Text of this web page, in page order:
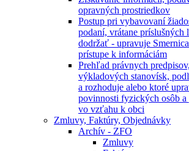
opravných prostriedkov
Postup pri vybavovaní
podaní, vrátane príslušných
dodržať - upravuje
prístupe k informáciám
Prehľad právnych
výkladových stanovísk,
a rozhoduje alebo ktoré
povinnosti fyzických osôb
vo vzťahu k obci
Zmluvy, Faktúry, Objednávky
Archív - ZFO
Zmluvy